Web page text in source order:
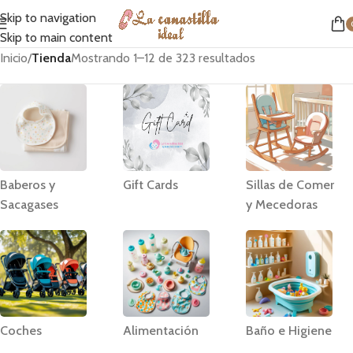
Skip to navigation
Skip to main content
Inicio/TiendaMostrando 1–12 de 323 resultados
Baberos y
Sacagases
Gift Cards
Sillas de Comer
y Mecedoras
Coches Alimentación Baño e Higiene